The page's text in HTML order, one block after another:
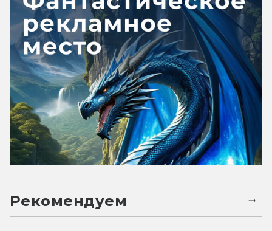
Рекомендуем